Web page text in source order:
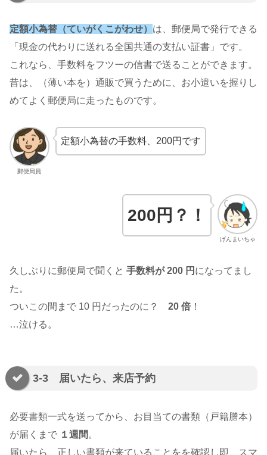
定額小為替（ていがくこがわせ） は、郵便局で発行できる
「現金の代わりに送れる全国共通の支払い証書」です。
これなら、手数料をフツーの信書で送ることができます。
昔は、（薄い本を）通販で買うために、お小遣いを握りし
めてよく郵便局に走ったものです。
郵便局員
定額小為替の手数料、200円です
げんまいちゃ
200円？！
久しぶりに郵便局で聞くと 手数料が 200 円 になってまし
た。
ついこの間まで 10 円だったのに？ 20 倍 ！
…泣ける。
3-3 届いたら、来店予約
必要書類一式を送ってから、お目当ての書類（戸籍謄本）
が届くまで １週間 。
届いたら、正しい書類が来ていることをを確認し即、スマ